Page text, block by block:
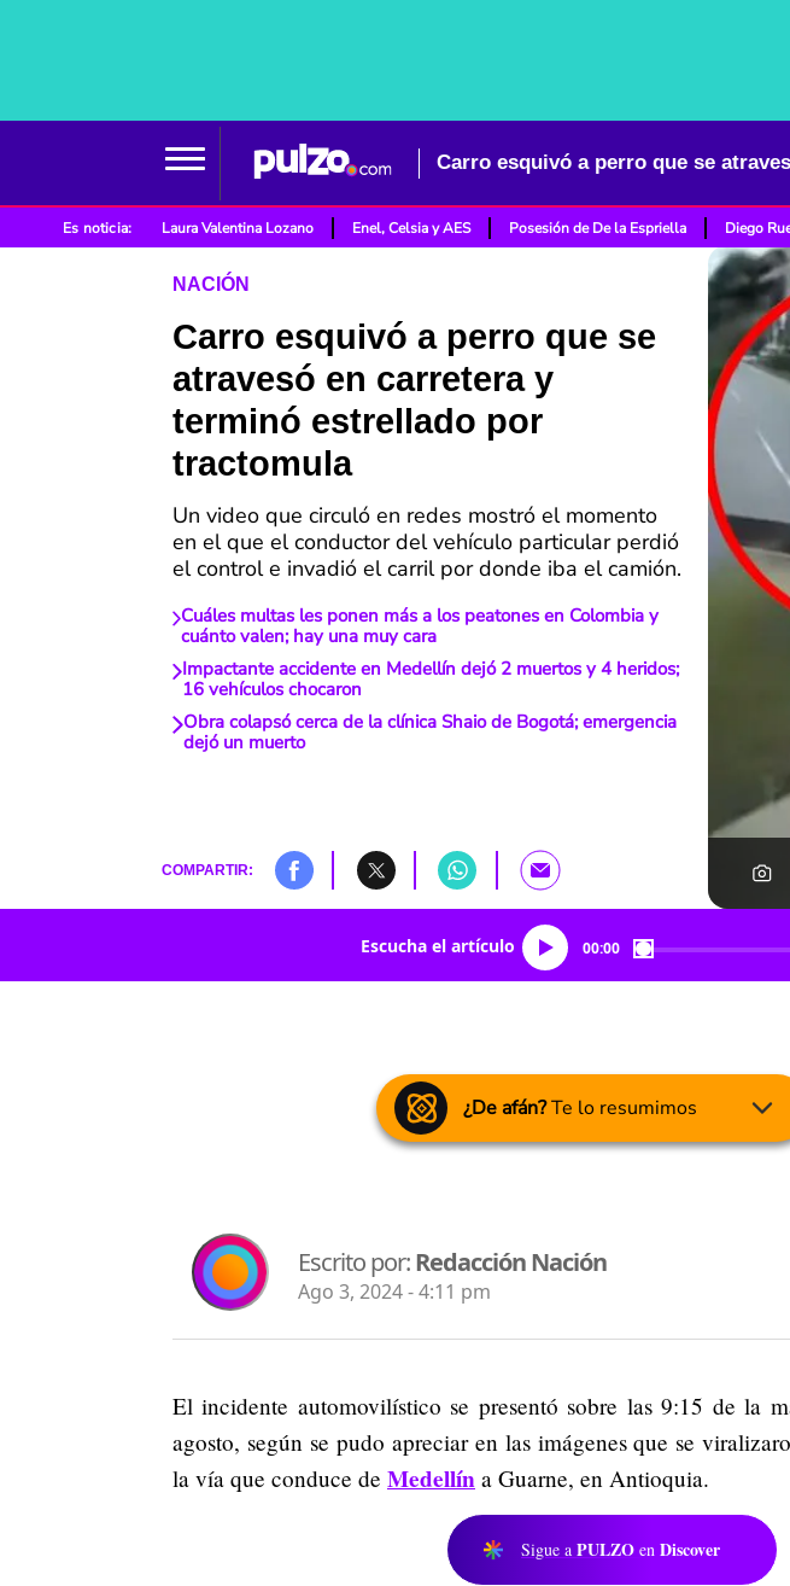
Es noticia: Laura Valentina Lozano Enel, Celsia y AES Posesión de De la Espriella Diego
NACIÓN
Carro esquivó a perro que se
atravesó en carretera y
terminó estrellado por
tractomula
Un video que circuló en redes mostró el momento
en el que el conductor del vehículo particular perdió
el control e invadió el carril por donde iba el camión.
Cuáles multas les ponen más a los peatones en Colombia y
cuánto valen; hay una muy cara
Impactante accidente en Medellín dejó 2 muertos y 4 heridos;
16 vehículos chocaron
Obra colapsó cerca de la clínica Shaio de Bogotá; emergencia
dejó un muerto
COMPARTIR:
Escucha el artículo 00:00
¿De afán?Te lo resumimos
Escrito por:Redacción Nación
Ago 3, 2024 - 4:11 pm
El incidente automovilístico se presentó sobre las 9:15 de la
agosto, según se pudo apreciar en las imágenes que se
la vía que conduce de Medellín a Guarne, en Antioquia.
Sigue a PULZO en Discover